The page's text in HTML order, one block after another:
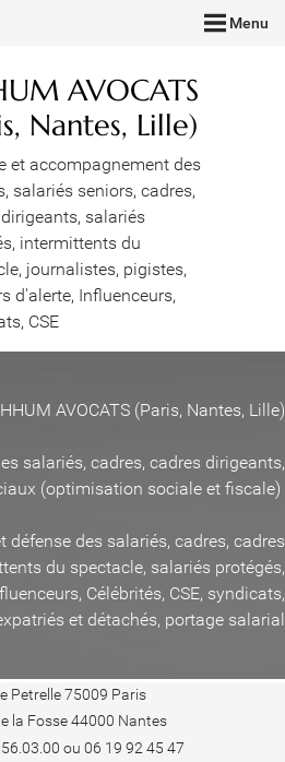
Menu
AVOCATS
Nantes, Lille)
et accompagnement des
salariés seniors, cadres,
salariés
intermittents du
journalistes, pigistes,
d'alerte, Influenceurs,
CSE
AVOCATS (Paris, Nantes, Lille)
salariés, cadres, cadres dirigeants,
(optimisation sociale et fiscale)
défense des salariés, cadres, cadres
du spectacle, salariés protégés,
Célébrités, CSE, syndicats,
et détachés, portage salarial
Petrelle 75009 Paris
la Fosse 44000 Nantes
ou 06 19 92 45 47